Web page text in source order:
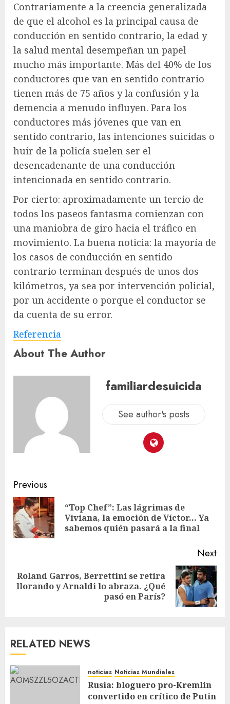
Contrariamente a la creencia generalizada
de que el alcohol es la principal causa de
conducción en sentido contrario, la edad y
la salud mental desempeñan un papel
mucho más importante. Más del 40% de los
conductores que van en sentido contrario
tienen más de 75 años y la confusión y la
demencia a menudo influyen. Para los
conductores más jóvenes que van en
sentido contrario, las intenciones suicidas o
huir de la policía suelen ser el
desencadenante de una conducción
intencionada en sentido contrario.
Por cierto: aproximadamente un tercio de
todos los paseos fantasma comienzan con
una maniobra de giro hacia el tráfico en
movimiento. La buena noticia: la mayoría de
los casos de conducción en sentido
contrario terminan después de unos dos
kilómetros, ya sea por intervención policial,
por un accidente o porque el conductor se
da cuenta de su error.
Referencia
About The Author
familiardesuicida
See author's posts
Previous
“Top Chef”: Las lágrimas de
Viviana, la emoción de Víctor… Ya
sabemos quién pasará a la final
Next
Roland Garros, Berrettini se retira
llorando y Arnaldi lo abraza. ¿Qué
pasó en París?
RELATED NEWS
noticias Noticias Mundiales
Rusia: bloguero pro-Kremlin
convertido en crítico de Putin